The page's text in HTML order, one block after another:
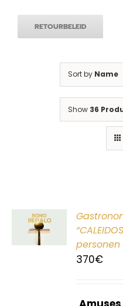
RETOURBELEID
Sort by Name
Show 36
personen
370€